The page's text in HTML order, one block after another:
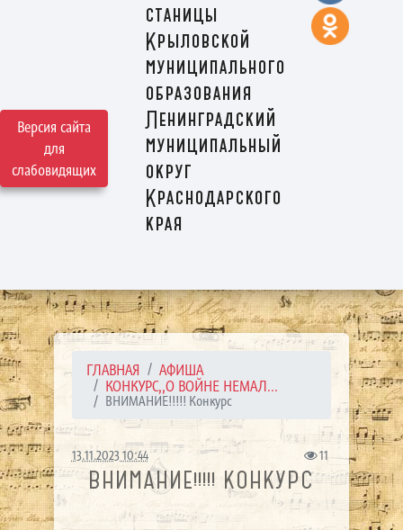
Версия сайта
для
слабовидящих
станицы
Крыловской
муниципального
образования
Ленинградский
муниципальный
округ
Краснодарского
края
ГЛАВНАЯ
АФИША
КОНКУРС,,О ВОЙНЕ НЕМАЛ...
ВНИМАНИЕ!!!!! Конкурс
13.11.2023 10:44 11
ВНИМАНИЕ!!!!! КОНКУРС